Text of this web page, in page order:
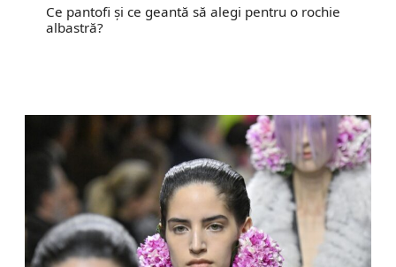
Ce pantofi și ce geantă să alegi pentru o rochie
albastră?